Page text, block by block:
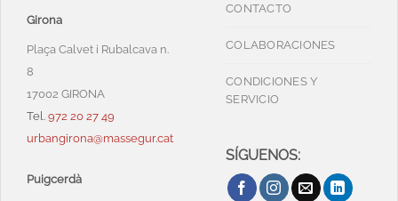
Girona
Plaça Calvet i Rubalcava n.
8
17002 GIRONA
Tel. 972 20 27 49
urbangirona@massegur.cat
Puigcerdà
CONTACTO
COLABORACIONES
CONDICIONES Y
SERVICIO
SÍGUENOS: